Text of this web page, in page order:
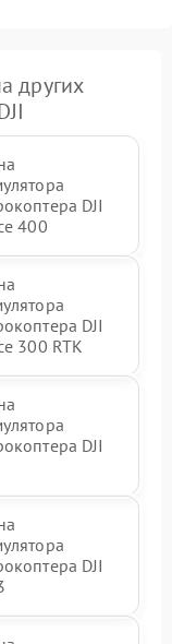
других
DJI
400
DJI
300 RTK
DJI
DJI